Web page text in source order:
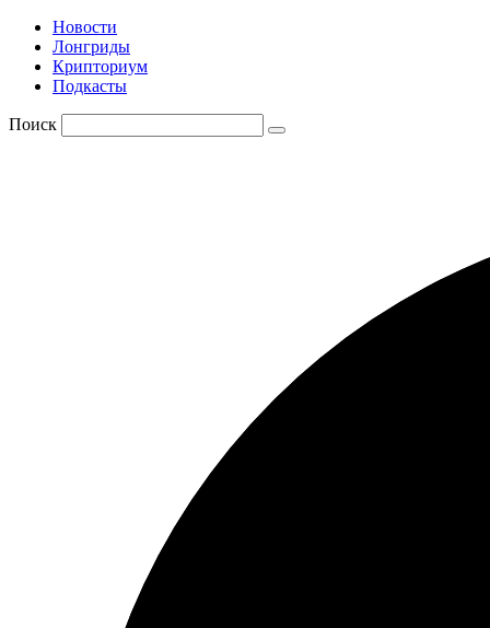
Новости
Лонгриды
Крипториум
Подкасты
Поиск